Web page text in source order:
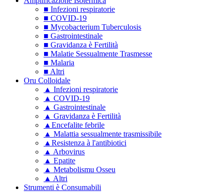
■ Infezioni respiratorie
■ COVID-19
■ Mycobacterium Tuberculosis
■ Gastrointestinale
■ Gravidanza è Fertilità
■ Malatie Sessualmente Trasmesse
■ Malaria
■ Altri
Oru Colloidale
▲ Infezioni respiratorie
▲ COVID-19
▲ Gastrointestinale
▲ Gravidanza è Fertilità
▲Encefalite febrile
▲ Malattia sessualmente trasmissibile
▲Resistenza à l'antibiotici
▲ Arbovirus
▲ Epatite
▲ Metabolismu Osseu
▲ Altri
Strumenti è Consumabili